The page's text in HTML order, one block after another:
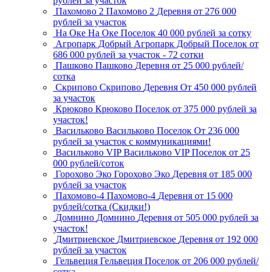
Пахомово 2 Пахомово 2 Деревня от 276 000
рублей за участок
На Оке На Оке Поселок 40 000 рублей за сотку
Агропарк Добрый Агропарк Добрый Поселок от
686 000 рублей за участок - 72 сотки
Пашково Пашково Деревня от 25 000 рублей/
сотка
Скрипово Скрипово Деревня От 450 000 рублей
за участок
Крюково Крюково Поселок от 375 000 рублей за
участок!
Васильково Васильково Поселок От 236 000
рублей за участок с коммуникациями!
Васильково VIP Васильково VIP Поселок от 25
000 рублей/соток
Горохово Эко Горохово Эко Деревня от 185 000
рублей за участок
Пахомово-4 Пахомово-4 Деревня от 15 000
рублей/сотка (Скидки!)
Домнино Домнино Деревня от 505 000 рублей за
участок!
Дмитриевское Дмитриевское Деревня от 192 000
рублей за участок
Гельвеция Гельвеция Поселок от 206 000 рублей/